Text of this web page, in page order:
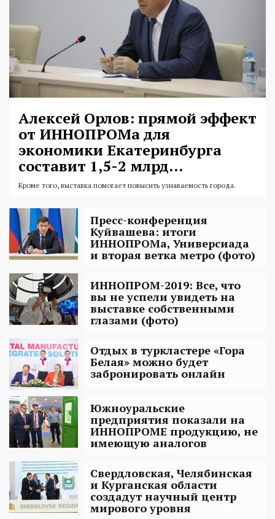
Алексей Орлов: прямой эффект
от ИННОПРОМа для
экономики Екатеринбурга
составит 1,5-2 млрд...
Кроме того, выставка помогает повысить узнаваемость города.
Пресс-конференция
Куйвашева: итоги
ИННОПРОМа, Универсиада
и вторая ветка метро (фото)
ИННОПРОМ-2019: Все, что
вы не успели увидеть на
выставке собственными
глазами (фото)
Отдых в туркластере «Гора
Белая» можно будет
забронировать онлайн
Южноуральские
предприятия показали на
ИННОПРОМЕ продукцию, не
имеющую аналогов
Свердловская, Челябинская
и Курганская области
создадут научный центр
мирового уровня